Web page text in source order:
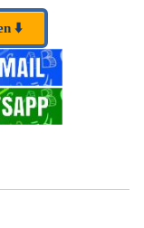
⬇️